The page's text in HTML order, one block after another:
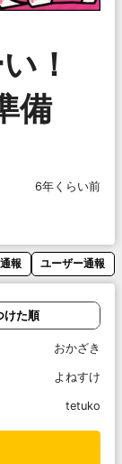
！
備
6年くらい前
報 ユーザー通報
けた順
おかざき
よねすけ
tetuko